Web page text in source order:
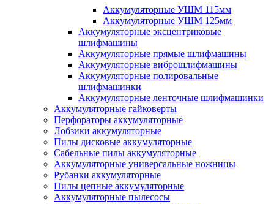
Аккумуляторные УШМ 115мм
Аккумуляторные УШМ 125мм
Аккумуляторные эксцентриковые
шлифмашины
Аккумуляторные прямые шлифмашины
Аккумуляторные виброшлифмашины
Аккумуляторные полировальные
шлифмашинки
Аккумуляторные ленточные шлифмашинки
Аккумуляторные гайковерты
Перфораторы аккумуляторные
Лобзики аккумуляторные
Пилы дисковые аккумуляторные
Сабельные пилы аккумуляторные
Аккумуляторные универсальные ножницы
Рубанки аккумуляторные
Пилы цепные аккумуляторные
Аккумуляторные пылесосы